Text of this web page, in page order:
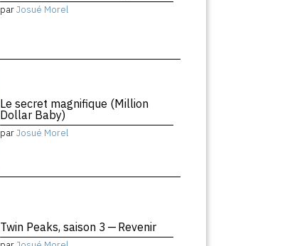
parJosué Morel
Le secret magnifique (Million
Dollar Baby)
parJosué Morel
Twin Peaks, saison 3 — Revenir